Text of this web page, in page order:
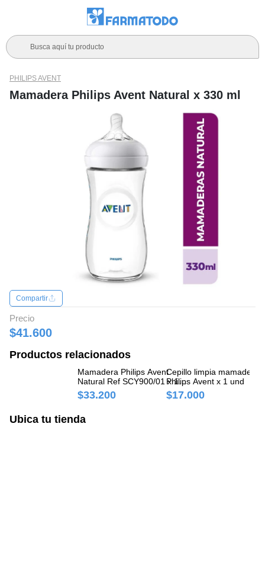
Busca aquí tu producto
PHILIPS AVENT
Mamadera Philips Avent Natural x 330 ml
Compartir
Precio
$41.600
Productos relacionados
Mamadera Philips Avent
Natural Ref SCY900/01 x 125
ml
$33.200
Cepillo limpia mamadera
Philips Avent x 1 und
$17.000
Ubica tu tienda